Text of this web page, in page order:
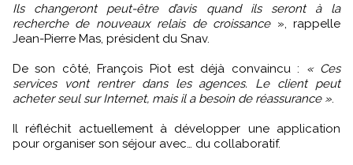
Ils changeront peut-être d’avis quand ils seront à la
recherche de nouveaux relais de croissance », rappelle
Jean-Pierre Mas, président du Snav.
De son côté, François Piot est déjà convaincu : « Ces
services vont rentrer dans les agences. Le client peut
acheter seul sur Internet, mais il a besoin de réassurance ».
Il réfléchit actuellement à développer une application
pour organiser son séjour avec… du collaboratif.